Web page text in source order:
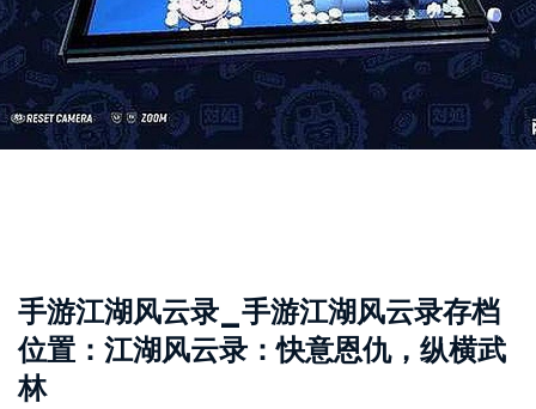
手游江湖风云录_手游江湖风云录存档
位置：江湖风云录：快意恩仇，纵横武
林